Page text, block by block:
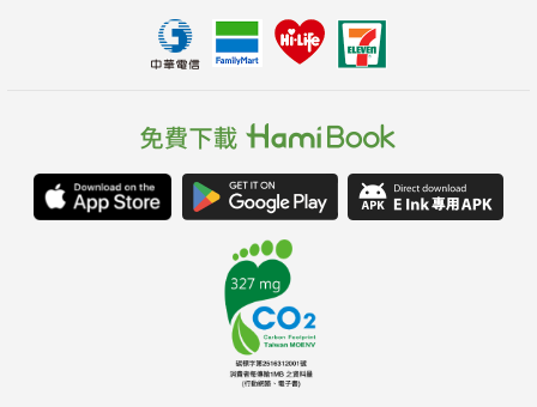
‧碩班畢業後，他從廣告文案做起，最後實驗性地挑戰業務
‧自認一身本領、前景看好，結果又回到原點，不，是低
三十歲的他首嘗失業之苦，靠著接寫文案、歌詞、教作文維
這一接案倒也闖出名聲，奠定了後來轉職的基礎。